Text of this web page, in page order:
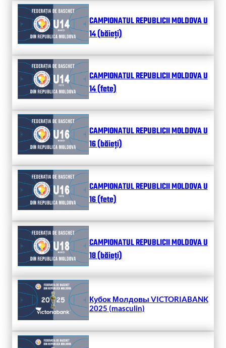
CAMPIONATUL REPUBLICII MOLDOVA U
14 (băieți)
CAMPIONATUL REPUBLICII MOLDOVA U
14 (fete)
CAMPIONATUL REPUBLICII MOLDOVA U
16 (băieți)
CAMPIONATUL REPUBLICII MOLDOVA U
16 (fete)
CAMPIONATUL REPUBLICII MOLDOVA U
18 (băieți)
Кубок Молдовы VICTORIABANK
2025 (masculin)